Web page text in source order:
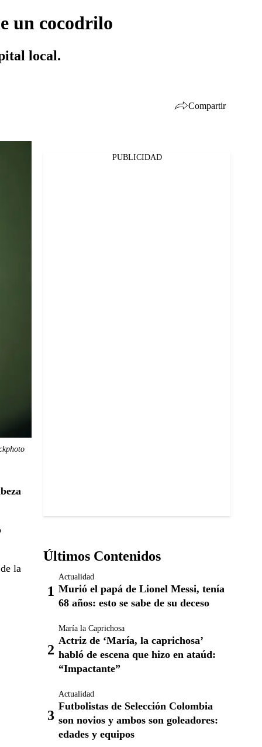
un cocodrilo
local.
Compartir
la
PUBLICIDAD
Últimos Contenidos
Actualidad
Murió el papá de Lionel Messi, tenía
68 años: esto se sabe de su deceso
María la Caprichosa
Actriz de ‘María, la caprichosa’
habló de escena que hizo en ataúd:
“Impactante”
Actualidad
Futbolistas de Selección Colombia
son novios y ambos son goleadores:
edades y equipos